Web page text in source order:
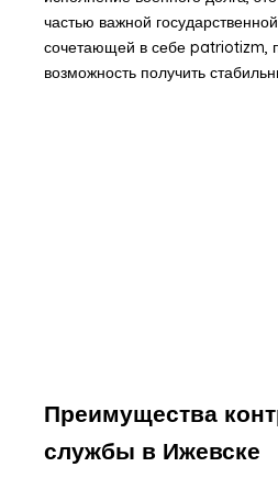
частью важной государственной
сочетающей в себе patriotizm,
возможность получить
Преимущества
службы в Ижевске